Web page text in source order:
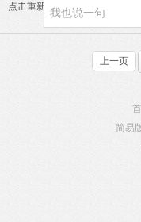
点击重新加载
上一页
简易